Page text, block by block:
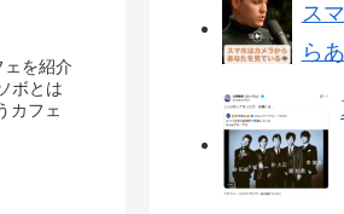
を紹介
ボとは
カフェ
ス
ら